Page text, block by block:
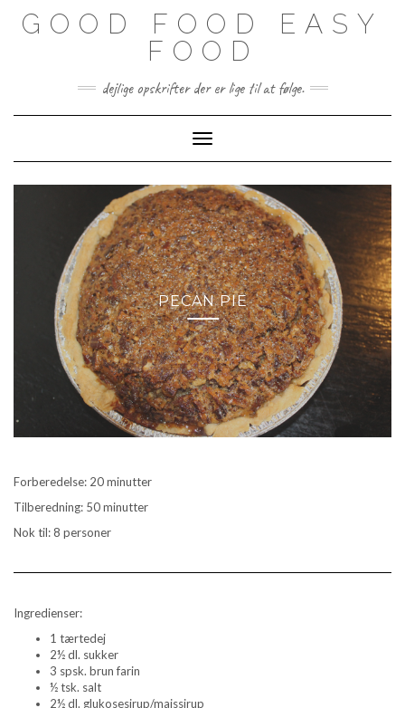
GOOD FOOD EASY
FOOD
dejlige opskrifter der er lige til at følge.
Toggle Navigation
PECAN PIE
Forberedelse: 20 minutter
Tilberedning: 50 minutter
Nok til: 8 personer
Ingredienser:
1 tærtedej
2½ dl. sukker
3 spsk. brun farin
½ tsk. salt
2½ dl. glukosesirup/majssirup